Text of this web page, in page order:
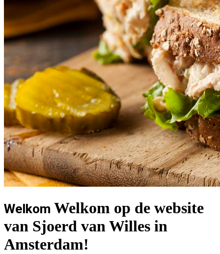
Welkom Welkom op de website
van Sjoerd van Willes in
Amsterdam!